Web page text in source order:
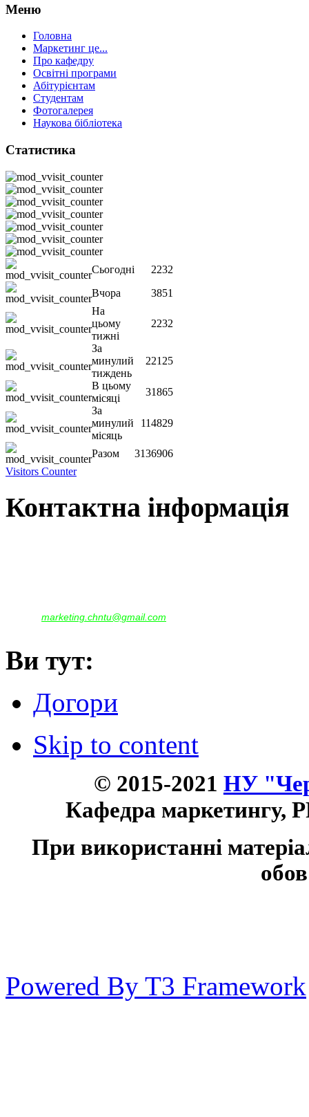
Меню
Головна
Маркетинг це...
Про кафедру
Освітні програми
Абітурієнтам
Студентам
Фотогалерея
Наукова бібліотека
Статистика
Сьогодні
2232
Вчора
3851
На
цьому
тижні
2232
За
минулий
тиждень
22125
В цьому
місяці
31865
За
минулий
місяць
114829
Разом
3136906
Visitors Counter
Контактна інформація
marketing.chntu@gmail.com
Ви тут:
Догори
Skip to content
© 2015-2021 НУ
Кафедра маркетингу,
При використанні
Powered By T3 Framework